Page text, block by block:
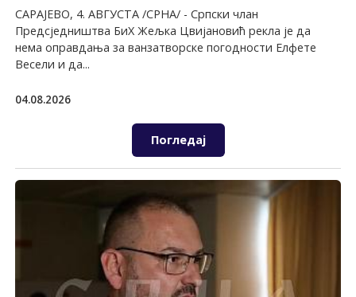
САРАЈЕВО, 4. АВГУСТА /СРНА/ - Српски члан
Предсједништва БиХ Жељка Цвијановић рекла је да
нема оправдања за ванзатворске погодности Елфете
Весели и да...
04.08.2026
Погледај